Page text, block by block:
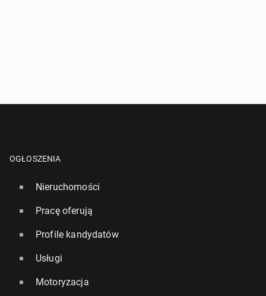
OGŁOSZENIA
Nieruchomości
Pracę oferują
Profile kandydatów
Usługi
Motoryzacja